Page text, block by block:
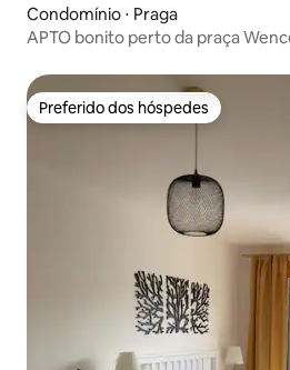
Condomínio ⋅ Praga
APTO bonito perto da praça
Preferido dos hóspedes
Preferido dos hóspedes